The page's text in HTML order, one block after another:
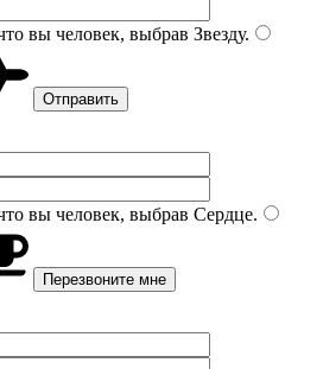
вы человек, выбрав Звезду.
вы человек, выбрав Сердце.